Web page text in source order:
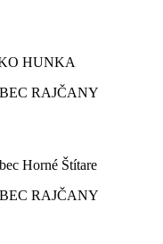
HUNKA
RAJČANY
Horné Štítare
RAJČANY